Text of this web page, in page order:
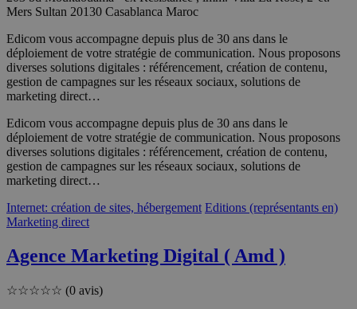
Mers Sultan 20130 Casablanca Maroc
Edicom vous accompagne depuis plus de 30 ans dans le
déploiement de votre stratégie de communication. Nous proposons
diverses solutions digitales : référencement, création de contenu,
gestion de campagnes sur les réseaux sociaux, solutions de
marketing direct…
Edicom vous accompagne depuis plus de 30 ans dans le
déploiement de votre stratégie de communication. Nous proposons
diverses solutions digitales : référencement, création de contenu,
gestion de campagnes sur les réseaux sociaux, solutions de
marketing direct…
Internet: création de sites, hébergement Editions (représentants en)
Marketing direct
Agence Marketing Digital ( Amd )
☆☆☆☆☆ (0 avis)